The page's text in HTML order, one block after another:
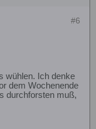
#6
wühlen. Ich denke
dem Wochenende
durchforsten muß,